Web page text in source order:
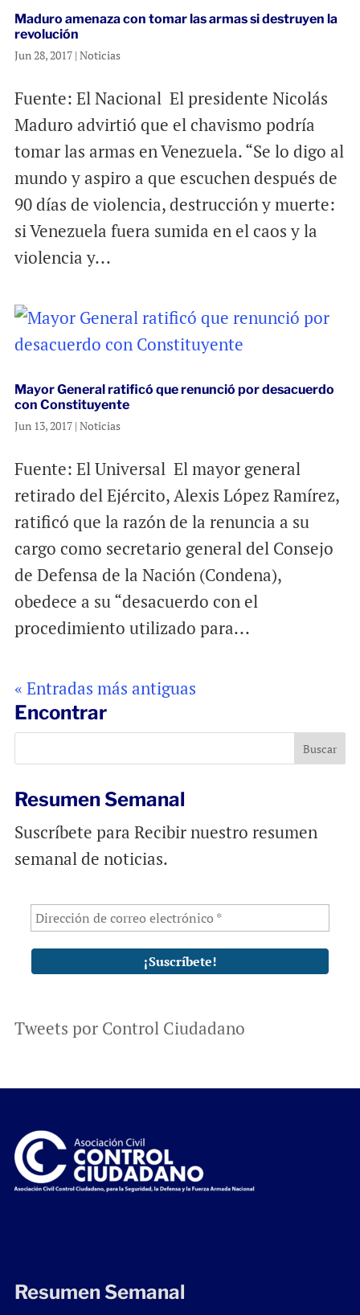
Maduro amenaza con tomar las armas si destruyen la
revolución
Jun 28, 2017| Noticias
Fuente: El Nacional El presidente Nicolás
Maduro advirtió que el chavismo podría
tomar las armas en Venezuela. “Se lo digo al
mundo y aspiro a que escuchen después de
90 días de violencia, destrucción y muerte:
si Venezuela fuera sumida en el caos y la
violencia y...
Mayor General ratificó que renunció por desacuerdo
con Constituyente
Jun 13, 2017| Noticias
Fuente: El Universal El mayor general
retirado del Ejército, Alexis López Ramírez,
ratificó que la razón de la renuncia a su
cargo como secretario general del Consejo
de Defensa de la Nación (Condena),
obedece a su “desacuerdo con el
procedimiento utilizado para...
« Entradas más antiguas
Encontrar
Resumen Semanal
Suscríbete para Recibir nuestro resumen
semanal de noticias.
Tweets por Control Ciudadano
Resumen Semanal